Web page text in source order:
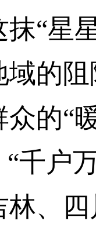
星星
的
的“
千户
、